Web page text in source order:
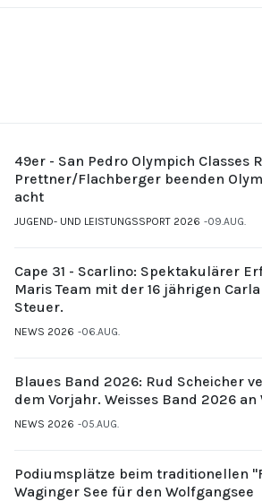
49er - San Pedro Olympich Classes
Prettner/Flachberger beenden
acht
JUGEND- UND LEISTUNGSSPORT 2026 09.AUG.
Cape 31 - Scarlino: Spektakulärer
Maris Team mit der 16 jährigen
Steuer.
NEWS 2026 06.AUG.
Blaues Band 2026: Rud Scheicher
dem Vorjahr. Weisses Band 2026
NEWS 2026 05.AUG.
Podiumsplätze beim traditionellen
Waginger See für den Wolfgangsee